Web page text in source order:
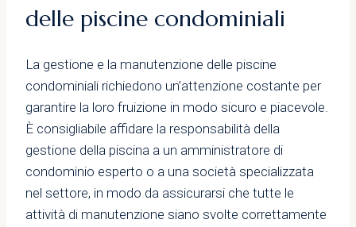
delle piscine condominiali
La gestione e la manutenzione delle piscine
condominiali richiedono un’attenzione costante per
garantire la loro fruizione in modo sicuro e piacevole.
È consigliabile affidare la responsabilità della
gestione della piscina a un amministratore di
condominio esperto o a una società specializzata
nel settore, in modo da assicurarsi che tutte le
attività di manutenzione siano svolte correttamente